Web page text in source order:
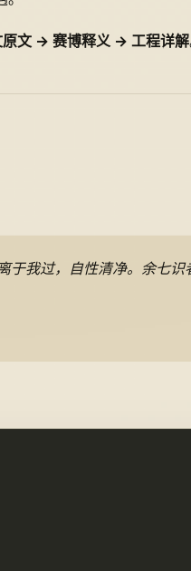
原文 → 赛博释义 → 工程详解
于我过，自性清净。余七